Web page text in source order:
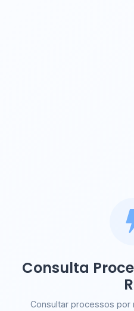
Consulta
Consultar processos por